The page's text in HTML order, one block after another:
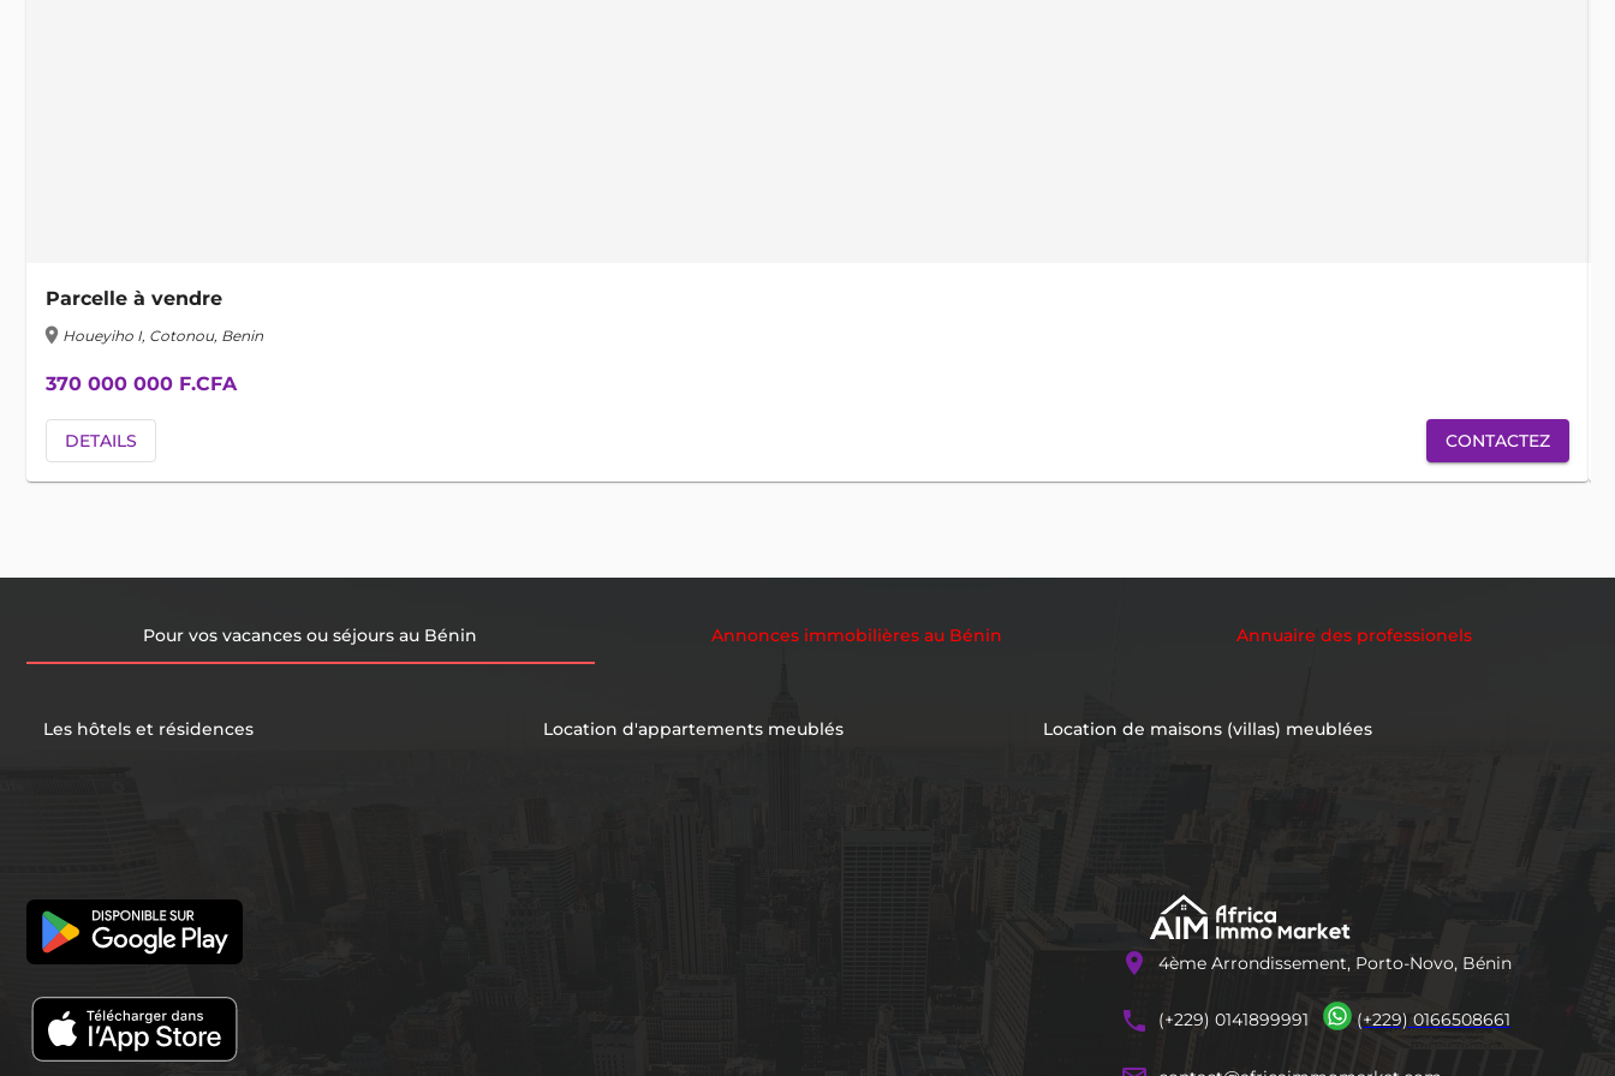
Parcelle à vendre
location_on Houeyiho I, Cotonou, Benin
370 000 000 F.CFA
DETAILS CONTACTEZ
Pour vos vacances ou séjours au Bénin Annonces immobilières au Bénin Annuaire des professionels
Les hôtels et résidences Location d'appartements meublés Location de maisons (villas) meublées
location_on 4ème Arrondissement, Porto-Novo, Bénin
phones(+229) 0141899991 (+229) 0166508661